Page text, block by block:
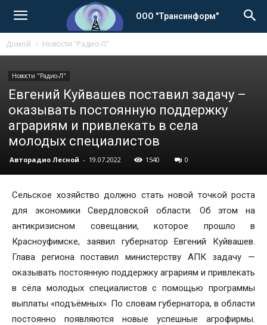
ООО "Трансинформ"
Домой Новости "Радио-Л"
Новости "Радио-Л"
Евгений Куйвашев поставил задачу –
оказывать постоянную поддержку
аграриям и привлекать в села
молодых специалистов
Авторадио Лесной - 19.07.2022 1540 0
Сельское хозяйство должно стать новой точкой роста
для экономики Свердловской области. Об этом на
антикризисном совещании, которое прошло в
Красноуфимске, заявил губернатор Евгений Куйвашев.
Глава региона поставил министерству АПК задачу —
оказывать постоянную поддержку аграриям и привлекать
в сёла молодых специалистов с помощью программы
выплаты «подъёмных». По словам губернатора, в области
постоянно появляются новые успешные агрофирмы.